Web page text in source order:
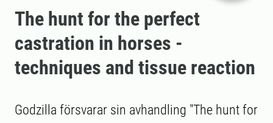
The hunt for the perfect
castration in horses -
techniques and tissue reaction
Godzilla försvarar sin avhandling "The hunt for